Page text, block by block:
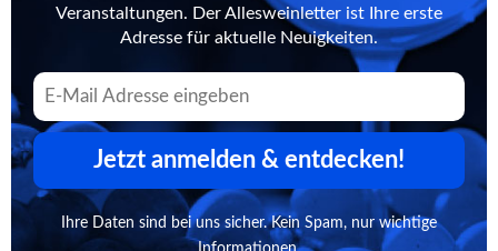
Veranstaltungen. Der Allesweinletter ist Ihre erste
Adresse für aktuelle Neuigkeiten.
Jetzt anmelden & entdecken!
Ihre Daten sind bei uns sicher. Kein Spam, nur wichtige